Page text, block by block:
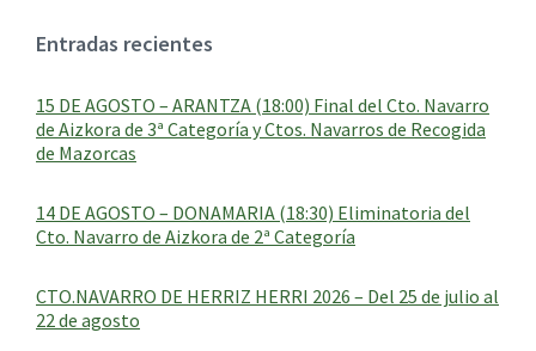
Entradas recientes
15 DE AGOSTO – ARANTZA (18:00) Final del Cto. Navarro
de Aizkora de 3ª Categoría y Ctos. Navarros de Recogida
de Mazorcas
14 DE AGOSTO – DONAMARIA (18:30) Eliminatoria del
Cto. Navarro de Aizkora de 2ª Categoría
CTO.NAVARRO DE HERRIZ HERRI 2026 – Del 25 de julio al
22 de agosto